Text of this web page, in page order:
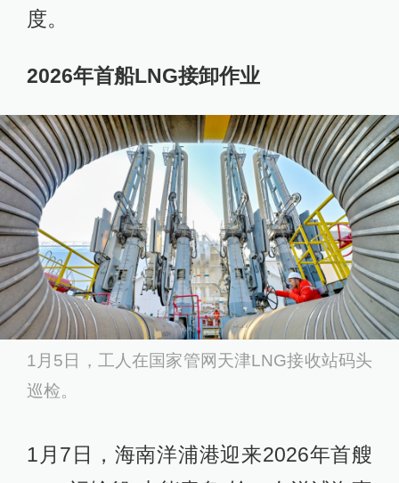
度。
2026年首船LNG接卸作业
1月5日，工人在国家管网天津LNG接收站码头
巡检。
1月7日，海南洋浦港迎来2026年首艘